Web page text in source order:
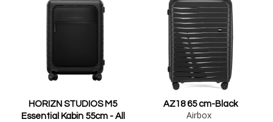
HORIZN STUDIOS M5
Essential Kabin 55cm - All
AZ18 65 cm-Black
Airbox